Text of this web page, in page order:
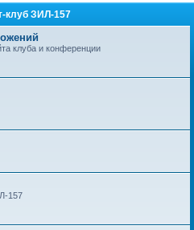
клуб ЗИЛ-157
клуба и конференции
157